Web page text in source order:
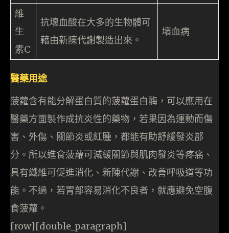
維
生
素C
抗壞血酸在大多的生物體可
藉由新陳代謝製造出來。
壞血病
醫藥用途
菠蘿含有能分解蛋白質的菠蘿蛋白酶，可以應用在
醫藥方面製作成抗炎性的藥物，若果因為運動而傷
害、外傷、關節炎或紅腫，都能有助舒緩發炎部
分。所以進食菠蘿可減緩關節與肌肉發炎等疼痛、
具有纖維可促進消化、新陳代謝、改善呼吸道等功
能。不過，若胃部容易消化不良者，就應避免空腹
食菠蘿。
[row][double_paragraph]